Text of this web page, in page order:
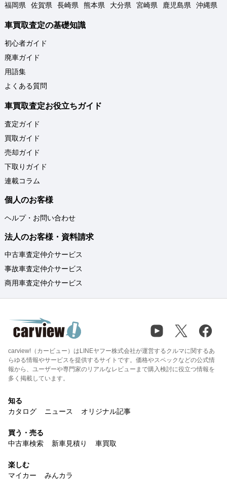
福岡県
佐賀県 長崎県 熊本県 大分県 宮崎県 鹿児島県 沖縄県
車買取査定の基礎知識
初心者ガイド
廃車ガイド
用語集
よくある質問
車買取査定お役立ちガイド
査定ガイド
買取ガイド
売却ガイド
下取りガイド
連載コラム
個人のお客様
ヘルプ・お問い合わせ
法人のお客様・資料請求
中古車査定仲介サービス
事故車査定仲介サービス
商用車査定仲介サービス
carview!（カービュー）はLINEヤフー株式会社が運営するクルマに関するあ
らゆる情報やサービスを提供するサイトです。価格やスペックなどの公式情
報から、ユーザーや専門家のリアルなレビューまで購入検討に役立つ情報を
多く掲載しています。
知る
カタログ
ニュース オリジナル記事
買う・売る
中古車検索
新車見積り 車買取
楽しむ
マイカー
みんカラ